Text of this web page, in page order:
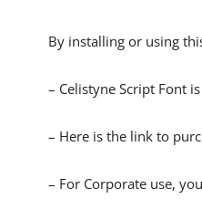
By installing or using
– Celistyne Script Font is
– Here is the link to
– For Corporate use,